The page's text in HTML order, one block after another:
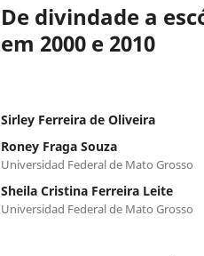
De divindade a
em 2000 e 2010
Sirley Ferreira de Oliveira
Roney Fraga Souza
Universidad Federal de Mato Grosso
Sheila Cristina Ferreira Leite
Universidad Federal de Mato Grosso